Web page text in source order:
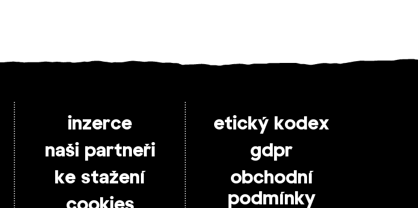
inzerce
naši partneři
ke stažení
etický kodex
gdpr
obchodní
podmínky